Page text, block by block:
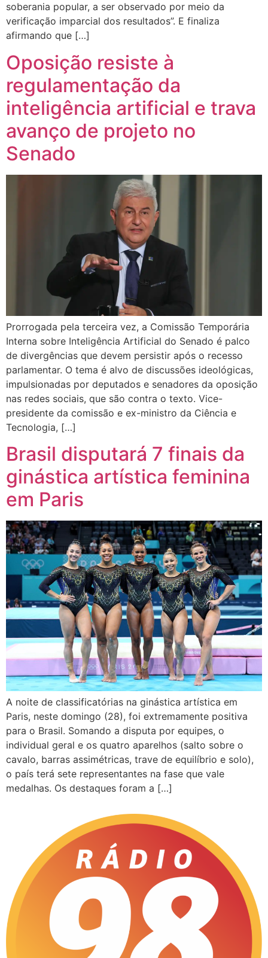
soberania popular, a ser observado por meio da
verificação imparcial dos resultados”. E finaliza
afirmando que […]
Oposição resiste à
regulamentação da
inteligência artificial e trava
avanço de projeto no
Senado
Prorrogada pela terceira vez, a Comissão Temporária
Interna sobre Inteligência Artificial do Senado é palco
de divergências que devem persistir após o recesso
parlamentar. O tema é alvo de discussões ideológicas,
impulsionadas por deputados e senadores da oposição
nas redes sociais, que são contra o texto. Vice-
presidente da comissão e ex-ministro da Ciência e
Tecnologia, […]
Brasil disputará 7 finais da
ginástica artística feminina
em Paris
A noite de classificatórias na ginástica artística em
Paris, neste domingo (28), foi extremamente positiva
para o Brasil. Somando a disputa por equipes, o
individual geral e os quatro aparelhos (salto sobre o
cavalo, barras assimétricas, trave de equilíbrio e solo),
o país terá sete representantes na fase que vale
medalhas. Os destaques foram a […]